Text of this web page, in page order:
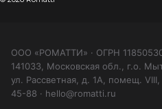
ООО «РОМАТТИ» · ОГРН
141033, Московская обл., г.о.
ул. Рассветная, д. 1А, помещ.
45-88 · hello@romatti.ru